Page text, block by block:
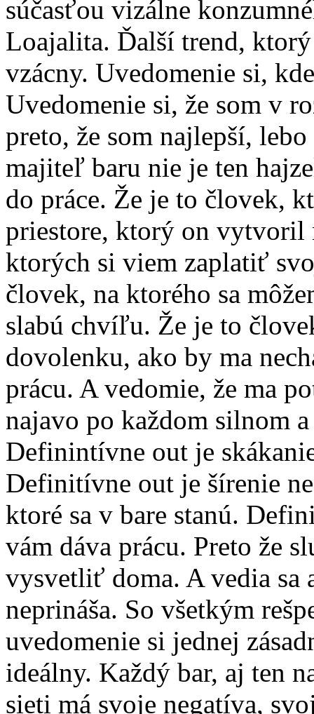
súčasťou vizálne
Loajalita. Ďalší trend,
vzácny. Uvedomenie si,
Uvedomenie si, že som v
preto, že som najlepší,
majiteľ baru nie je ten
do práce. Že je to človek,
priestore, ktorý on vytvoril
ktorých si viem zaplatiť
človek, na ktorého sa
slabú chvíľu. Že je to
dovolenku, ako by ma
prácu. A vedomie, že ma
najavo po každom silnom
Definintívne out je
Definitívne out je šírenie
ktoré sa v bare stanú.
vám dáva prácu. Preto že
vysvetliť doma. A vedia sa
neprináša. So všetkým
uvedomenie si jednej
ideálny. Každý bar, aj ten
sieti má svoje negatíva,